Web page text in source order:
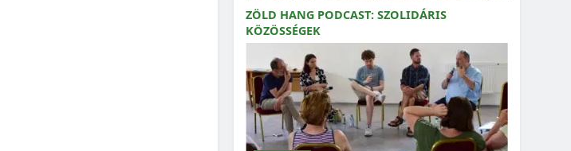
ZÖLD HANG PODCAST: SZOLIDÁRIS
KÖZÖSSÉGEK